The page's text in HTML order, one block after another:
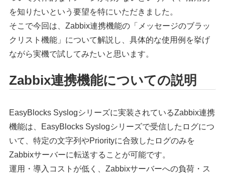
を知りたいという要望を特にいただきました。
そこで今回は、Zabbix連携機能の「メッセージのブラッ
クリスト機能」について解説し、具体的な使用例を挙げ
ながら実機で試してみたいと思います。
Zabbix連携機能についての説明
EasyBlocks Syslogシリーズに実装されているZabbix連携
機能は、EasyBlocks Syslogシリーズで受信したログにつ
いて、特定の文字列やPriorityに合致したログのみを
Zabbixサーバーに転送することが可能です。
運用・導入コストが低く、Zabbixサーバーへの負荷・ス